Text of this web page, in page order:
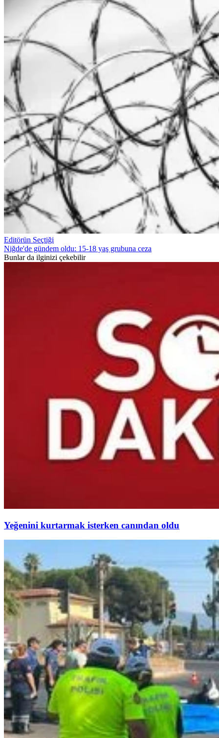
Editörün Seçtiği
Niğde'de gündem oldu: 15-18 yaş grubuna ceza
Bunlar da ilginizi çekebilir
Yeğenini kurtarmak isterken canından oldu